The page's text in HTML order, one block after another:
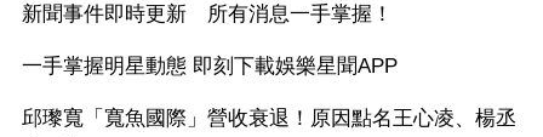
新聞事件即時更新 所有消息一手掌握！
一手掌握明星動態 即刻下載娛樂星聞APP
邱瓈寬「寬魚國際」營收衰退！原因點名王心凌、楊丞